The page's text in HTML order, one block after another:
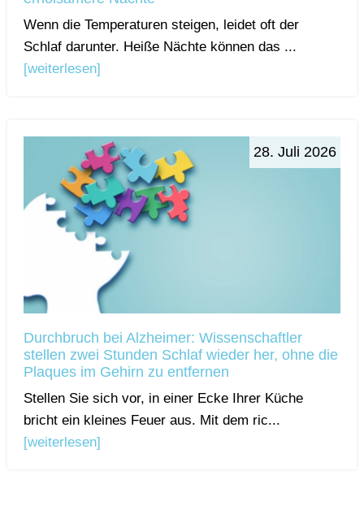
Wenn die Temperaturen steigen, leidet oft der
Schlaf darunter. Heiße Nächte können das ...
[weiterlesen]
28. Juli 2026
Durchbruch bei Alzheimer: Wissenschaftler
stellen zwei Stunden Schlaf wieder her, ohne die
Plaques im Gehirn zu entfernen
Stellen Sie sich vor, in einer Ecke Ihrer Küche
bricht ein kleines Feuer aus. Mit dem ric...
[weiterlesen]